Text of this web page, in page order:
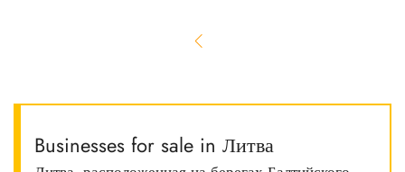
Businesses for sale in Литва